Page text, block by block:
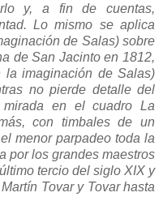
y, a fin de cuentas,
Lo mismo se aplica
de Salas) sobre
de San Jacinto en 1812,
la imaginación de Salas)
no pierde detalle del
en el cuadro La
con timbales de un
menor parpadeo toda la
por los grandes maestros
tercio del siglo XIX y
Tovar y Tovar hasta